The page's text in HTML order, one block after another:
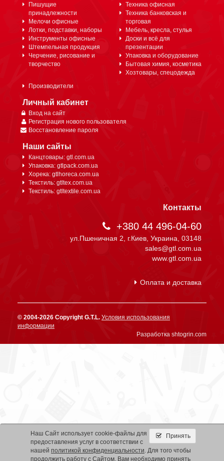
Пишущие
принадлежности
Мелочи офисные
Лотки, подставки, наборы
Инструменты офисные
Штемпельная продукция
Черчение, рисование и
творчество
Техника офисная
Техника банковская и
торговая
Мебель, кресла, стулья
Доски и всё для
презентации
Упаковка и оборудование
Бытовая химия, косметика
Хозтовары, спецодежда
Производители
Личный кабинет
Вход на сайт
Регистрация нового пользователя
Восстановление пароля
Наши сайты
Канцтовары: gtl.com.ua
Упаковка: gtlpack.com.ua
Хорека: gtlhoreca.com.ua
Текстиль: gtltex.com.ua
Текстиль: gtltextile.com.ua
Контакты
+380 44 496-04-60
ул.Пшеничная 2, г.Киев, Украина, 03148
sales@gtl.com.ua
www.gtl.com.ua
Оплата и доставка
© 2004-2026 Copyright G.T.L. Условия использования
информации
Разработка shtogrin.com
Принять
Наш Сайт использует cookie-файлы для
предоставления услуг в соответствии с
нашей политикой конфиденциальности. Для того чтобы
продолжить работу с Сайтом, Вам необходимо принять